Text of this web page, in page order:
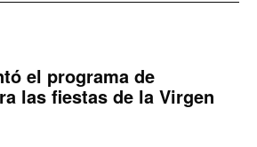
el programa de
las fiestas de la Virgen